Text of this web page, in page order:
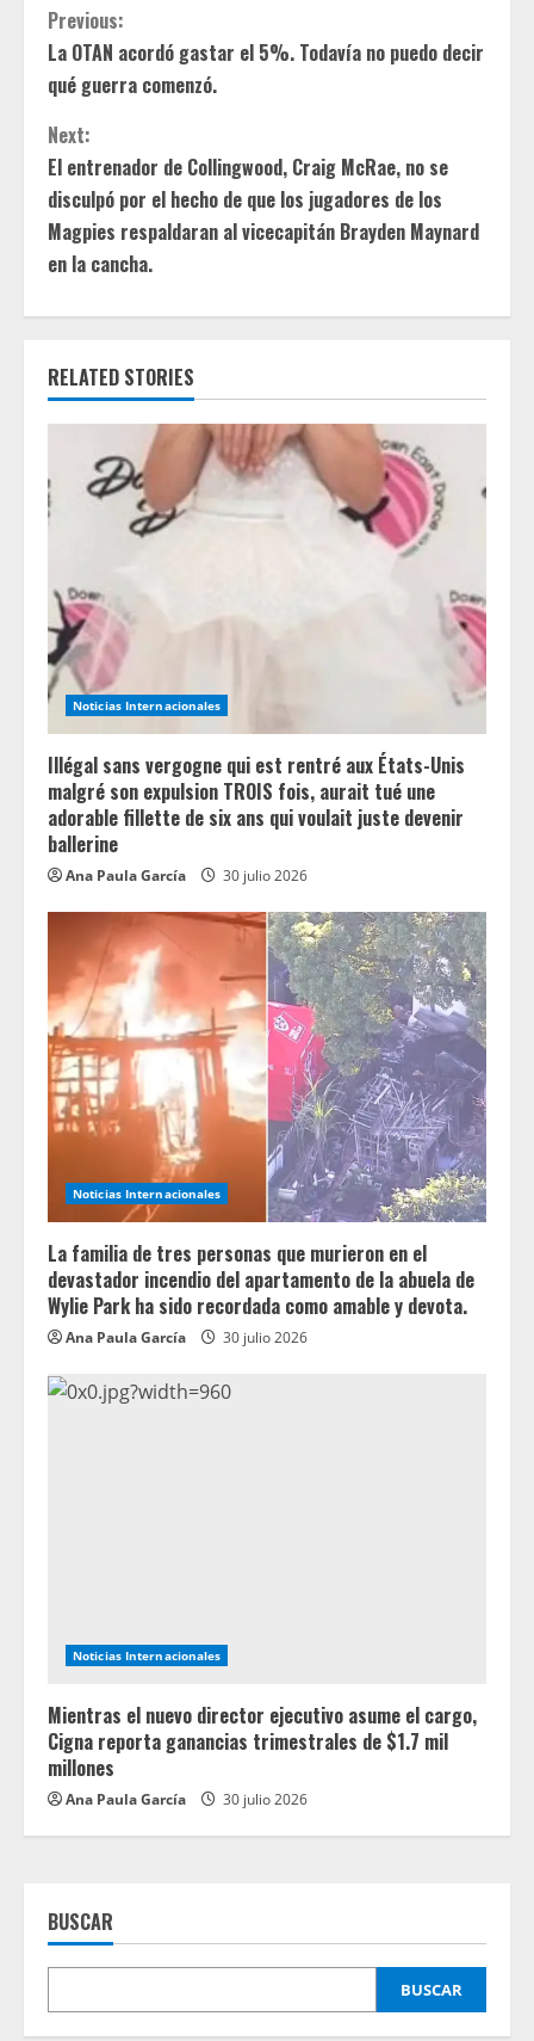
C
o
n
t
i
n
u
e
R
e
a
d
i
n
g
Previous:
La OTAN acordó gastar el 5%. Todavía no puedo decir
qué guerra comenzó.
Next:
El entrenador de Collingwood, Craig McRae, no se
disculpó por el hecho de que los jugadores de los
Magpies respaldaran al vicecapitán Brayden Maynard
en la cancha.
RELATED STORIES
Noticias Internacionales
Illégal sans vergogne qui est rentré aux États-Unis
malgré son expulsion TROIS fois, aurait tué une
adorable fillette de six ans qui voulait juste devenir
ballerine
Ana Paula García 30 julio 2026
Noticias Internacionales
La familia de tres personas que murieron en el
devastador incendio del apartamento de la abuela de
Wylie Park ha sido recordada como amable y devota.
Ana Paula García 30 julio 2026
Noticias Internacionales
Mientras el nuevo director ejecutivo asume el cargo,
Cigna reporta ganancias trimestrales de $1.7 mil
millones
Ana Paula García 30 julio 2026
BUSCAR
BUSCAR